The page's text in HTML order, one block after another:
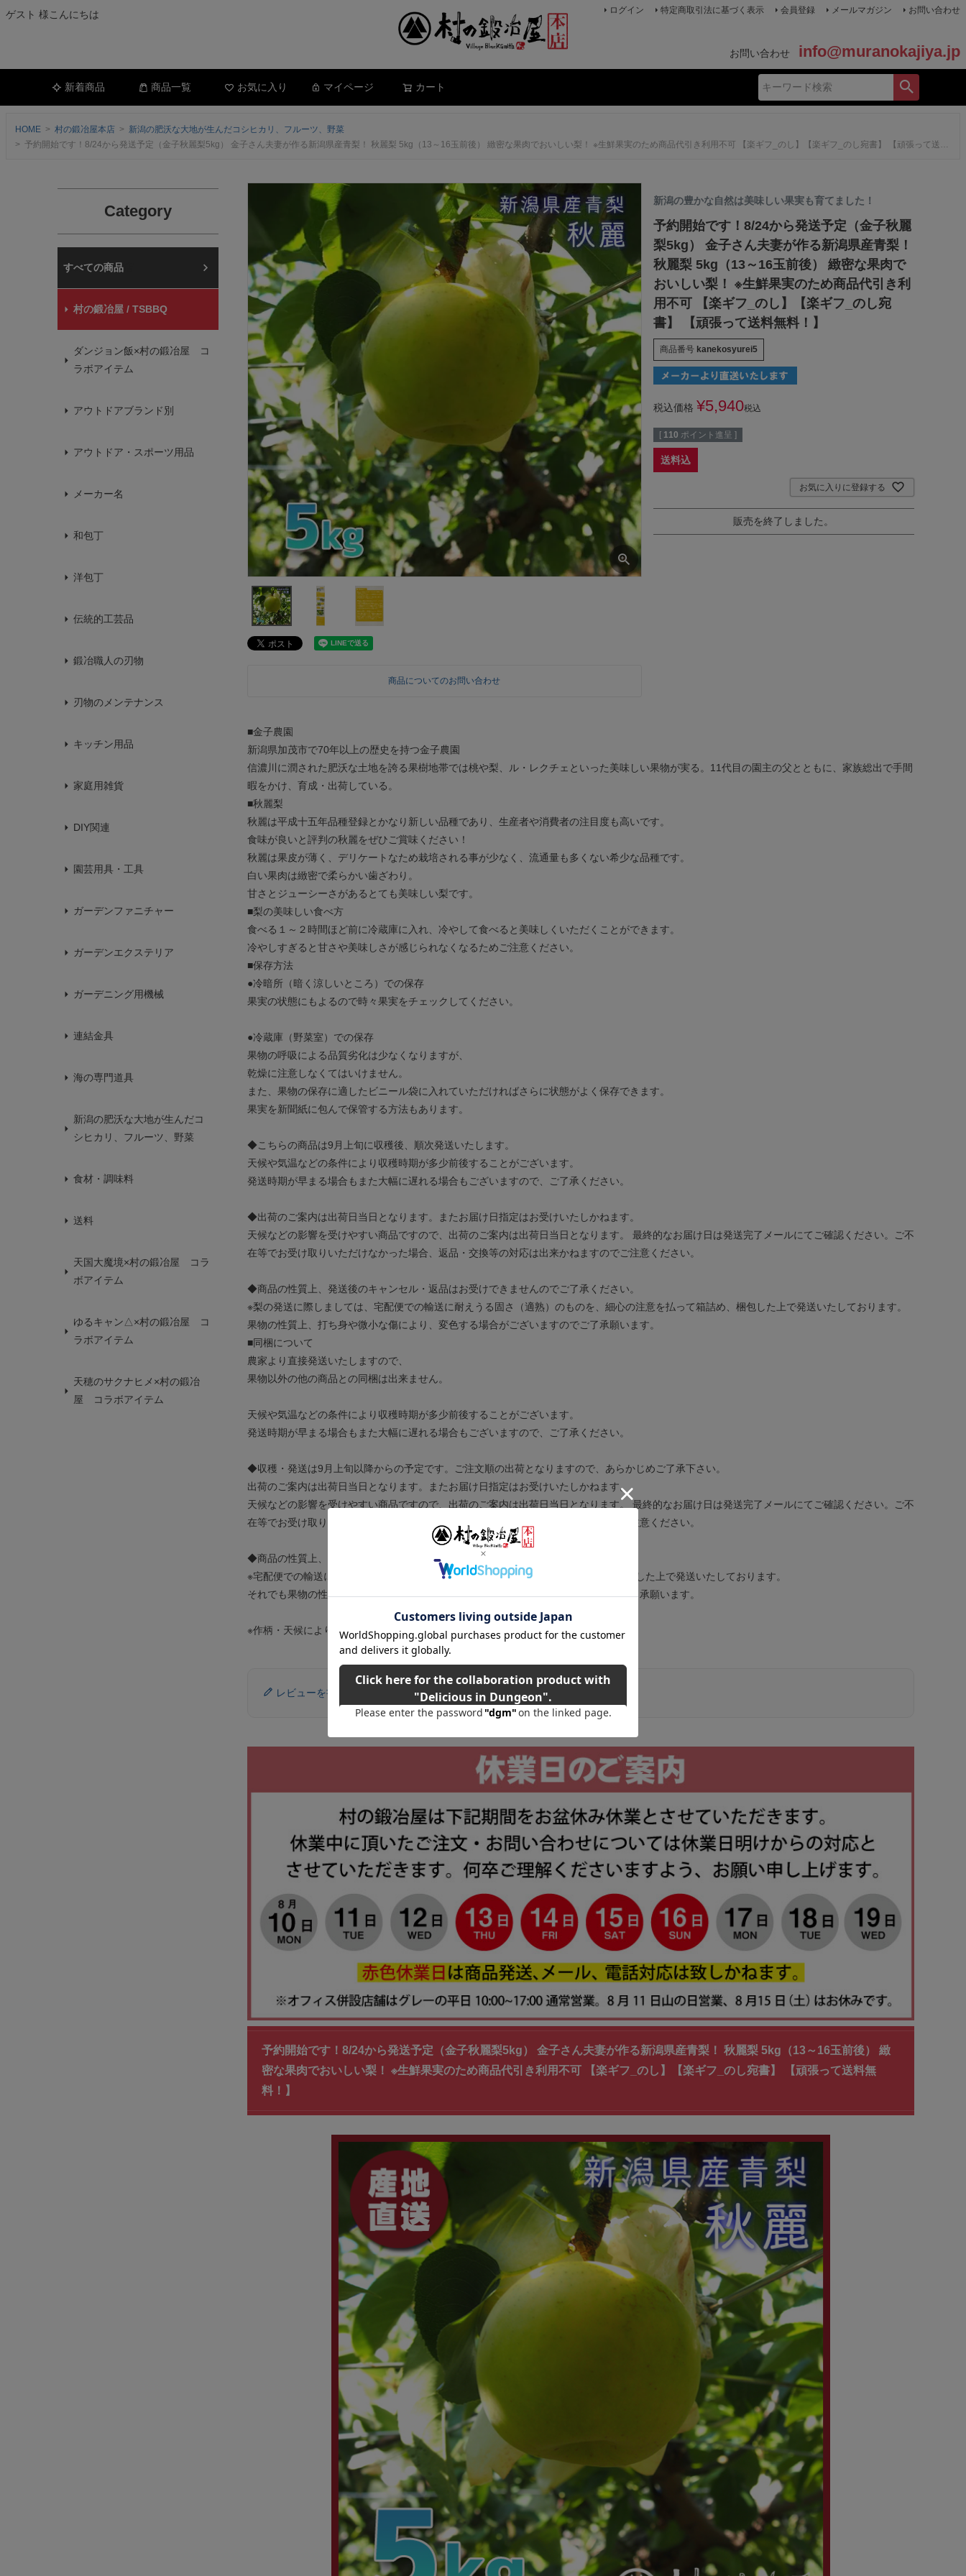
ゲスト 様こんにちは ログイン 特定商取引法に基づく表示 会員登録 メールマガジン お問い合わせ
お問い合わせ info@muranokajiya.jp
新着商品 商品一覧 お気に入り マイページ カート
HOME 村の鍛冶屋本店
新潟の肥沃な大地が生んだコシヒカリ、フルーツ、野菜
予約開始です！8/24から発送予定（金子秋麗梨5kg） 金子さん夫妻が作る新潟県産青梨！ 秋麗梨 5kg（13～16玉前後） 緻密な果肉でおいしい梨！ ※生鮮果実のため商品代引き利用不可 【楽ギフ_のし】【楽ギフ_のし宛書】 【頑張って送料無料！】
Category
村の鍛冶屋本店
村の鍛冶屋 / TSBBQ
ダンジョン飯×村の鍛冶屋 コ
ラボアイテム
アウトドアブランド別
アウトドア・スポーツ用品
メーカー名
和包丁
洋包丁
伝統的工芸品
鍛冶職人の刃物
刃物のメンテナンス
キッチン用品
家庭用雑貨
DIY関連
園芸用具・工具
ガーデンファニチャー
ガーデンエクステリア
ガーデニング用機械
連結金具
海の専門道具
新潟の肥沃な大地が生んだコ
シヒカリ、フルーツ、野菜
食材・調味料
送料
天国大魔境×村の鍛冶屋 コラ
ボアイテム
ゆるキャン△×村の鍛冶屋 コ
ラボアイテム
天穂のサクナヒメ×村の鍛冶
屋 コラボアイテム
商品についてのお問い合わせ
新潟の豊かな自然は美味しい果実も育てました！
予約開始です！8/24から発送予定（金子秋麗
梨5kg） 金子さん夫妻が作る新潟県産青梨！
秋麗梨 5kg（13～16玉前後） 緻密な果肉で
おいしい梨！ ※生鮮果実のため商品代引き利
用不可 【楽ギフ_のし】【楽ギフ_のし宛
書】 【頑張って送料無料！】
商品番号 kanekosyurei5
税込価格 ¥5,940税込
[ 110 ポイント進呈 ]
送料込
お気に入りに登録する
販売を終了しました。
■金子農園
新潟県加茂市で70年以上の歴史を持つ金子農園
信濃川に潤された肥沃な土地を誇る果樹地帯では桃や梨、ル・レクチェといった美味しい果物が実る。11代目の園主の父とともに、家族総出で手間
暇をかけ、育成・出荷している。
■秋麗梨
秋麗は平成十五年品種登録とかなり新しい品種であり、生産者や消費者の注目度も高いです。
食味が良いと評判の秋麗をぜひご賞味ください！
秋麗は果皮が薄く、デリケートなため栽培される事が少なく、流通量も多くない希少な品種です。
白い果肉は緻密で柔らかい歯ざわり。
甘さとジューシーさがあるとても美味しい梨です。
■梨の美味しい食べ方
食べる１～２時間ほど前に冷蔵庫に入れ、冷やして食べると美味しくいただくことができます。
冷やしすぎると甘さや美味しさが感じられなくなるためご注意ください。
■保存方法
●冷暗所（暗く涼しいところ）での保存
果実の状態にもよるので時々果実をチェックしてください。
●冷蔵庫（野菜室）での保存
果物の呼吸による品質劣化は少なくなりますが、
乾燥に注意しなくてはいけません。
また、果物の保存に適したビニール袋に入れていただければさらに状態がよく保存できます。
果実を新聞紙に包んで保管する方法もあります。
◆こちらの商品は9月上旬に収穫後、順次発送いたします。
天候や気温などの条件により収穫時期が多少前後することがございます。
発送時期が早まる場合もまた大幅に遅れる場合もございますので、ご了承ください。
◆出荷のご案内は出荷日当日となります。またお届け日指定はお受けいたしかねます。
天候などの影響を受けやすい商品ですので、出荷のご案内は出荷日当日となります。 最終的なお届け日は発送完了メールにてご確認ください。ご不
在等でお受け取りいただけなかった場合、返品・交換等の対応は出来かねますのでご注意ください。
◆商品の性質上、発送後のキャンセル・返品はお受けできませんのでご了承ください。
※梨の発送に際しましては、宅配便での輸送に耐えうる固さ（適熟）のものを、細心の注意を払って箱詰め、梱包した上で発送いたしております。
果物の性質上、打ち身や微小な傷により、変色する場合がございますのでご了承願います。
■同梱について
農家より直接発送いたしますので、
果物以外の他の商品との同梱は出来ません。
天候や気温などの条件により収穫時期が多少前後することがございます。
発送時期が早まる場合もまた大幅に遅れる場合もございますので、ご了承ください。
◆収穫・発送は9月上旬以降からの予定です。ご注文順の出荷となりますので、あらかじめご了承下さい。
出荷のご案内は出荷日当日となります。またお届け日指定はお受けいたしかねます。
天候などの影響を受けやすい商品ですので、出荷のご案内は出荷日当日となります。 最終的なお届け日は発送完了メールにてご確認ください。ご不
在等でお受け取りいただけなかった場合、返品・交換等の対応は出来かねますのでご注意ください。
◆商品の性質上、発送後のキャンセル・返品はお受けできませんのでご了承ください。
※宅配便での輸送に耐えうる固さ（適熟）のものを、細心の注意を払って箱詰め、梱包した上で発送いたしております。
それでも果物の性質上、打ち身や微小な傷により、変色する場合がございますのでご了承願います。
※作柄・天候により、玉数が前後いたします
レビューを書く
予約開始です！8/24から発送予定（金子秋麗梨5kg） 金子さん夫妻が作る新潟県産青梨！ 秋麗梨 5kg（13～16玉前後） 緻
密な果肉でおいしい梨！ ※生鮮果実のため商品代引き利用不可 【楽ギフ_のし】【楽ギフ_のし宛書】 【頑張って送料無
料！】